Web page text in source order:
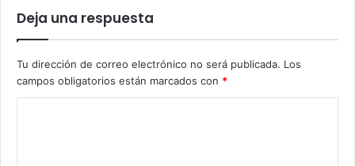
Deja una respuesta
Tu dirección de correo electrónico no será publicada. Los
campos obligatorios están marcados con *